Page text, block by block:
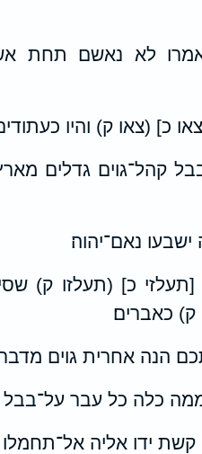
אמרו לא נאשם תחת
כ] (צאו ק) והיו כעתודים
קהל־גוים גדלים
נאם־יהוה׃
כ] (תעלזו ק)
כאברים׃
הנה אחרית גוים מדבר
כלה כל עבר על־בבל
ידו אליה אל־תחמלו